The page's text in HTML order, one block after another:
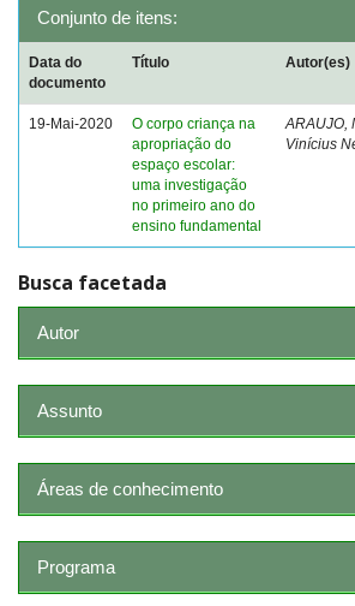
Conjunto de itens:
Data do
documento
Título Autor(es)
19-Mai-2020
O corpo criança na
apropriação do
espaço escolar:
uma investigação
no primeiro ano do
ensino fundamental
ARAUJO,
Vinícius
Busca facetada
Autor
Assunto
Áreas de conhecimento
Programa